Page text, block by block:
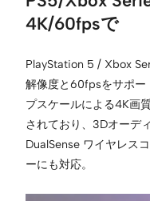
4K/60fpsで
PlayStation 5 / Xbox
解像度と60fpsをサポー
プスケールによる4K画
されており、3Dオーデ
DualSense ワイヤレス
ーにも対応。